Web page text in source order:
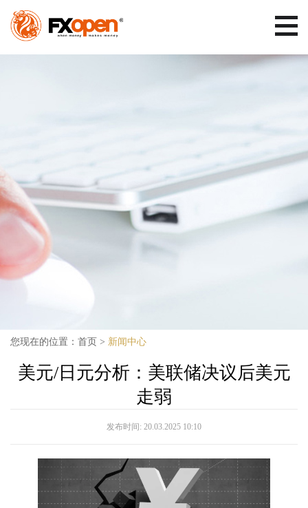
您现在的位置： 首页 > 新闻中心
美元/日元分析：美联储决议后美元
走弱
发布时间: 20.03.2025 10:10